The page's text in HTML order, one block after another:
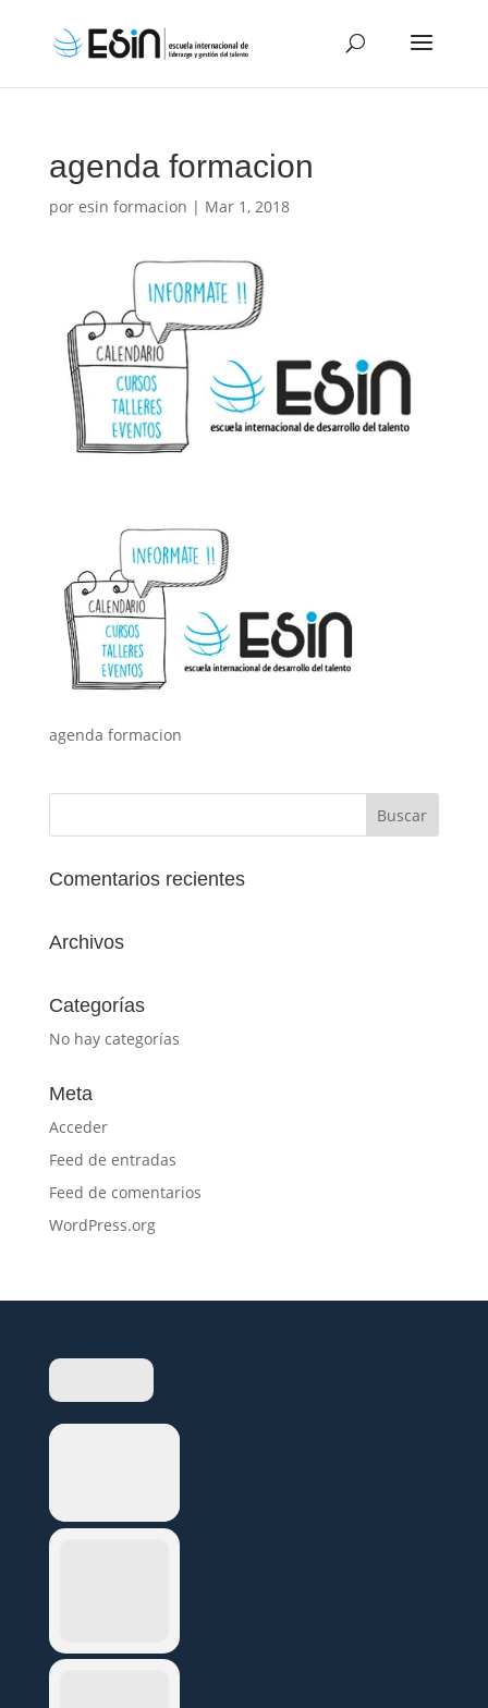
agenda formacion
por esin formacion | Mar 1, 2018
agenda formacion
Comentarios recientes
Archivos
Categorías
No hay categorías
Meta
Acceder
Feed de entradas
Feed de comentarios
WordPress.org